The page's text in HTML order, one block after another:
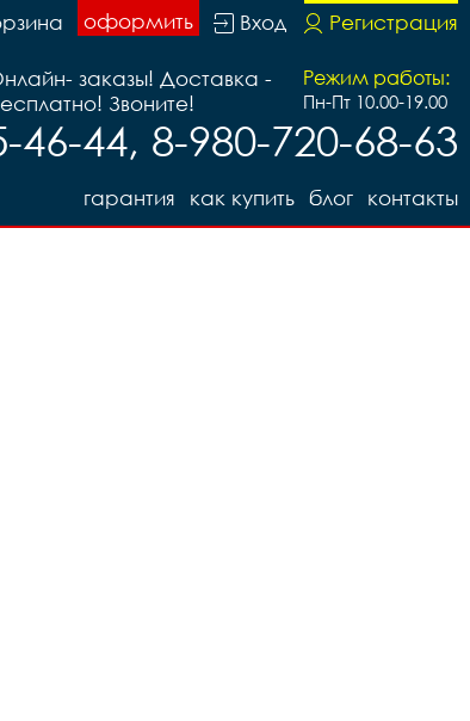
Регистрация
Вход
оформить
Режим работы:
Пн-Пт 10.00-19.00
заказы! Доставка -
Звоните!
46-44, 8-980-720-68-63
контакты
блог
как купить
гарантия